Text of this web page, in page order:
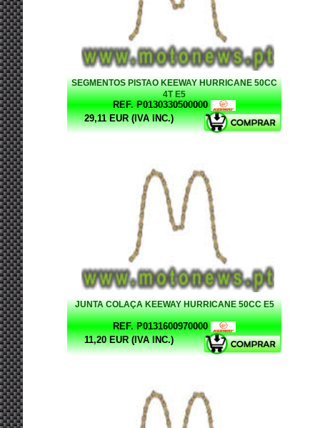
SEGMENTOS PISTAO KEEWAY HURRICANE 50CC
4T E5
REF. P0130330500000
29,11 EUR (IVA INC.)
JUNTA COLAÇA KEEWAY HURRICANE 50CC E5
REF. P0131600970000
11,20 EUR (IVA INC.)